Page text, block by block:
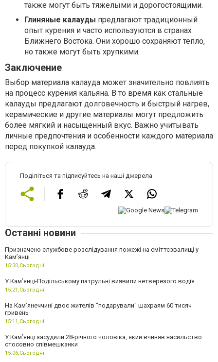
также могут быть тяжелыми и дорогостоящими.
Глиняные калауды предлагают традиционный
опыт курения и часто используются в странах
Ближнего Востока. Они хорошо сохраняют тепло,
но также могут быть хрупкими.
Заключение
Выбор материала калауда может значительно повлиять
на процесс курения кальяна. В то время как стальные
калауды предлагают долговечность и быстрый нагрев,
керамические и другие материалы могут предложить
более мягкий и насыщенный вкус. Важно учитывать
личные предпочтения и особенности каждого материала
перед покупкой калауда.
Поділіться та підписуйтесь на наші джерела
Останні новини
Призначено службове розслідування пожежі на сміттєзвалищі у
Кам’янці
15:30,Сьогодні
У Кам’янці-Подільському патрульні виявили нетверезого водія
15:21,Сьогодні
На Камʼянеччині двоє жителів "подарували" шахраям 60 тисяч
гривень
15:11,Сьогодні
У Камʼянці засудили 28-річного чоловіка, який вчиняв насильство
стосовно співмешканки
15:06,Сьогодні